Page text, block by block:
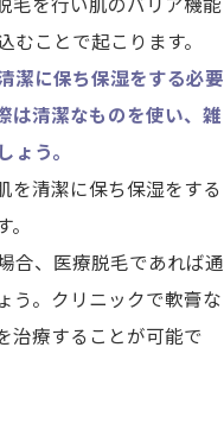
ことで起こります。
潔に保ち保湿をする必要
は清潔なものを使い、雑
う。
を清潔に保ち保湿をする
合、医療脱毛であれば通
う。クリニックで軟膏な
治療することが可能で